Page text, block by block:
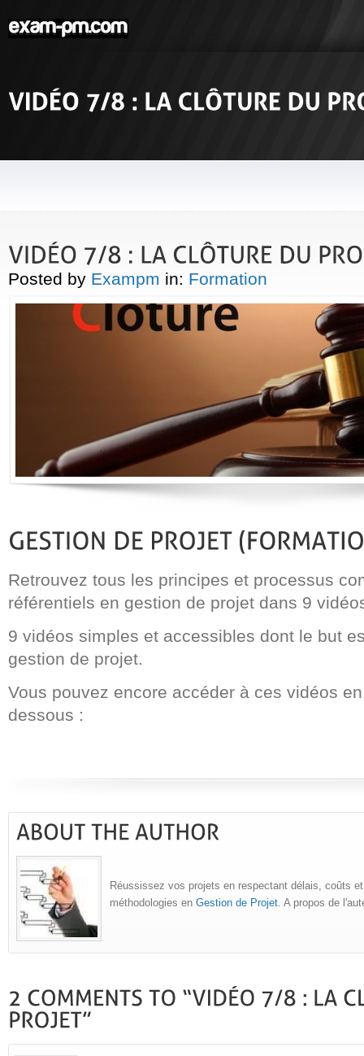
Posted by Exampm in: Formation
Retrouvez tous les principes et processus
référentiels en gestion de projet dans 9
9 vidéos simples et accessibles dont le but
gestion de projet.
Vous pouvez encore accéder à ces vidéos
dessous :
Réussissez vos projets en respectant délais, coûts
méthodologies en Gestion de Projet. A propos de